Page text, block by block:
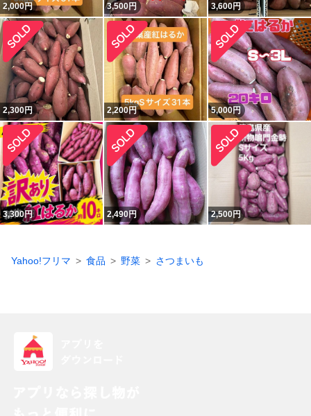
2,000円 3,500円 3,600円
2,300円 2,200円 5,000円
3,300円 2,490円 2,500円
Yahoo!フリマ 食品 野菜 さつまいも